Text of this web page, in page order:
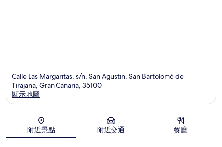
Calle Las Margaritas, s/n, San Agustin, San Bartolomé de
Tirajana, Gran Canaria, 35100
顯示地圖
附近景點 附近交通 餐廳